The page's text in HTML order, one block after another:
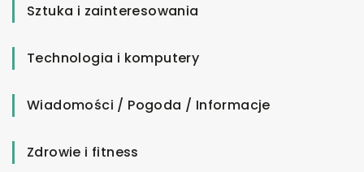
Sztuka i zainteresowania
Technologia i komputery
Wiadomości / Pogoda / Informacje
Zdrowie i fitness